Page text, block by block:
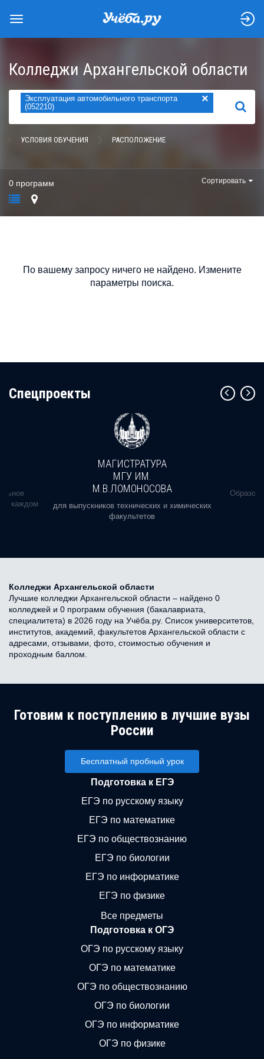
Колледжи Архангельской области
Эксплуатация автомобильного транспорта
(052210)
×
НАЙТИ
УСЛОВИЯ ОБУЧЕНИЯ РАСПОЛОЖЕНИЕ
0 программ Сортировать
По вашему запросу ничего не найдено. Измените
параметры поиска.
Cпецпроекты
в каждом
МАГИСТРАТУРА
МГУ ИМ.
М.В.ЛОМОНОСОВА
для выпускников технических и химических
факультетов
Колледжи Архангельской области
Лучшие колледжи Архангельской области – найдено 0
колледжей и 0 программ обучения (бакалавриата,
специалитета) в 2026 году на Учёба.ру. Список университетов,
институтов, академий, факультетов Архангельской области с
адресами, отзывами, фото, стоимостью обучения и
проходным баллом.
Готовим к поступлению в лучшие вузы
России
Бесплатный пробный урок
Подготовка к ЕГЭ
ЕГЭ по русскому языку
ЕГЭ по математике
ЕГЭ по обществознанию
ЕГЭ по биологии
ЕГЭ по информатике
ЕГЭ по физике
Все предметы
Подготовка к ОГЭ
ОГЭ по русскому языку
ОГЭ по математике
ОГЭ по обществознанию
ОГЭ по биологии
ОГЭ по информатике
ОГЭ по физике